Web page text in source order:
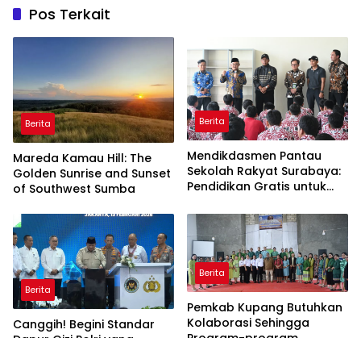
Pos Terkait
Berita
Mareda Kamau Hill: The
Golden Sunrise and Sunset
of Southwest Sumba
Berita
Mendikdasmen Pantau
Sekolah Rakyat Surabaya:
Pendidikan Gratis untuk
Berita
Canggih! Begini Standar
Berita
Pemkab Kupang Butuhkan
Kolaborasi Sehingga